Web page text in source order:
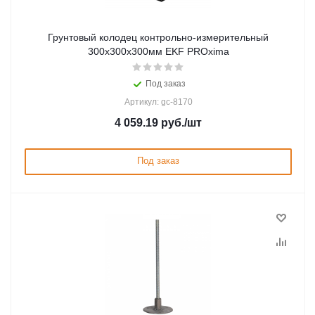
Грунтовый колодец контрольно-измерительный
300х300х300мм EKF PROxima
Под заказ
Артикул: gc-8170
4 059.19 руб./шт
Под заказ